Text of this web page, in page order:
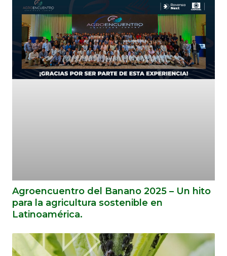
Agroencuentro del Banano 2025 – Un hito
para la agricultura sostenible en
Latinoamérica.